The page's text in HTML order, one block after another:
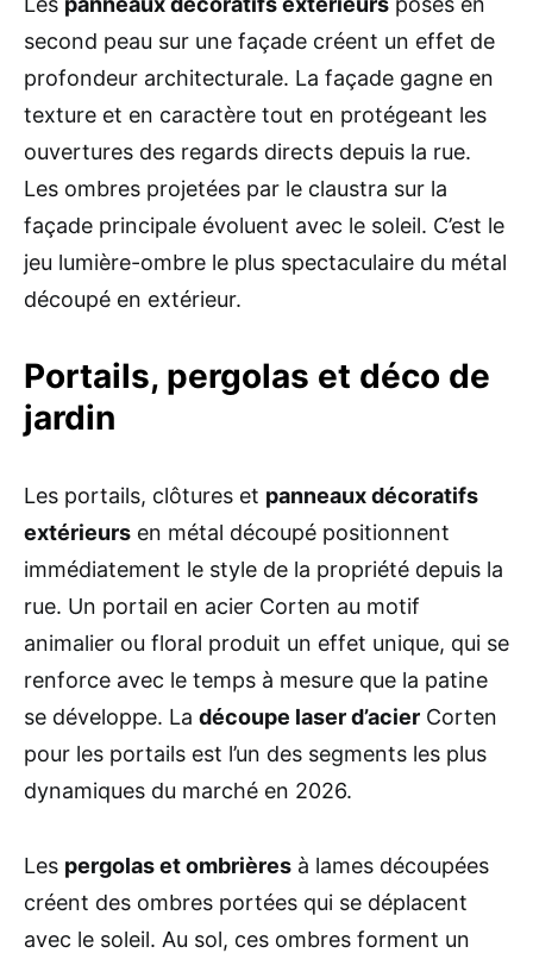
second peau sur une façade créent un effet de
profondeur architecturale. La façade gagne en
texture et en caractère tout en protégeant les
ouvertures des regards directs depuis la rue.
Les ombres projetées par le claustra sur la
façade principale évoluent avec le soleil. C’est le
jeu lumière-ombre le plus spectaculaire du métal
découpé en extérieur.
Portails, pergolas et déco de
jardin
Les portails, clôtures et panneaux décoratifs
extérieurs en métal découpé positionnent
immédiatement le style de la propriété depuis la
rue. Un portail en acier Corten au motif
animalier ou floral produit un effet unique, qui se
renforce avec le temps à mesure que la patine
se développe. La découpe laser d’acier Corten
pour les portails est l’un des segments les plus
dynamiques du marché en 2026.
Les pergolas et ombrières à lames découpées
créent des ombres portées qui se déplacent
avec le soleil. Au sol, ces ombres forment un